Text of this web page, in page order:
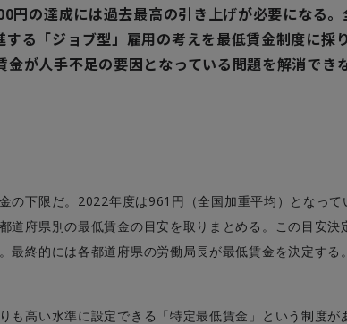
円の達成には過去最高の引き上げが必要になる。
する「ジョブ型」雇用の考えを最低賃金制度に採
金が人手不足の要因となっている問題を解消でき
の下限だ。 2022年度は 961 円（全国加重平均）となって
道府県別の最低賃金の目安を取りまとめる。この目安決
最終的には各都道府県の労働局長が最低賃金を決定する
も高い水準に設定できる「特定最低賃金」という制度が